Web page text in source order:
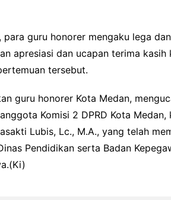
para guru honorer mengaku lega
apresiasi dan ucapan terima kasih
tersebut.
guru honorer Kota Medan,
Komisi 2 DPRD Kota
Lubis, Lc., M.A., yang telah
Pendidikan serta Badan